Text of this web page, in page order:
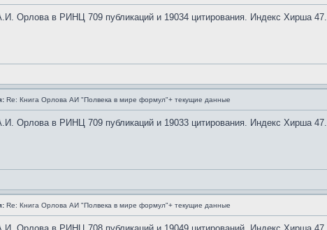
Орлова в РИНЦ 709 публикаций и 19034 цитирования. Индекс Хирша 47.
Re: Книга Орлова АИ "Полвека в мире формул"+ текущие данные
Орлова в РИНЦ 709 публикаций и 19033 цитирования. Индекс Хирша 47.
Re: Книга Орлова АИ "Полвека в мире формул"+ текущие данные